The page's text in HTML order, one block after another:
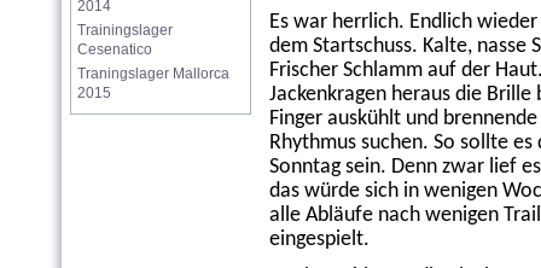
2014
Trainingslager
Cesenatico
Traningslager Mallorca
2015
Es war herrlich. Endlich
dem Startschuss. Kalte, nasse
Frischer Schlamm auf der
Jackenkragen heraus die
Finger auskühlt und
Rhythmus suchen. So sollte
Sonntag sein. Denn zwar lief
das würde sich in wenigen
alle Abläufe nach wenigen
eingespielt.